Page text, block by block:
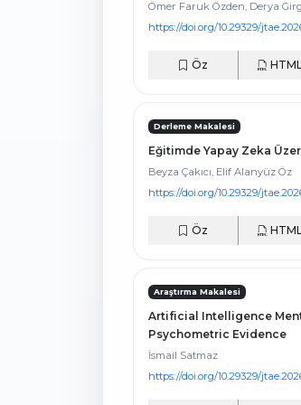
Ömer Faruk Özden, Derya
https://doi.org/10.29329/
Öz
Derleme Makalesi
Eğitimde Yapay Zeka
Beyza Çakıcı, Elif Alanyüz Öz
https://doi.org/10.29329/
Öz
Araştırma Makalesi
Artificial Intelligence
Psychometric Evidence
İsmail Satmaz
https://doi.org/10.29329/